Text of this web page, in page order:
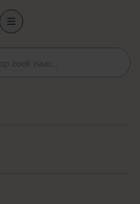
bouwt aan Smart Nature